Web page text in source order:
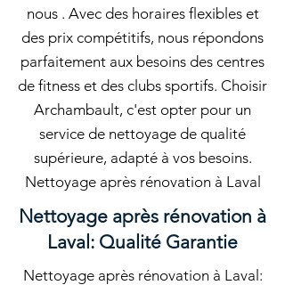
nous . Avec des horaires flexibles et
des prix compétitifs, nous répondons
parfaitement aux besoins des centres
de fitness et des clubs sportifs. Choisir
Archambault, c'est opter pour un
service de nettoyage de qualité
supérieure, adapté à vos besoins.
Nettoyage après rénovation à Laval
Nettoyage après rénovation à
Laval: Qualité Garantie
Nettoyage après rénovation à Laval: